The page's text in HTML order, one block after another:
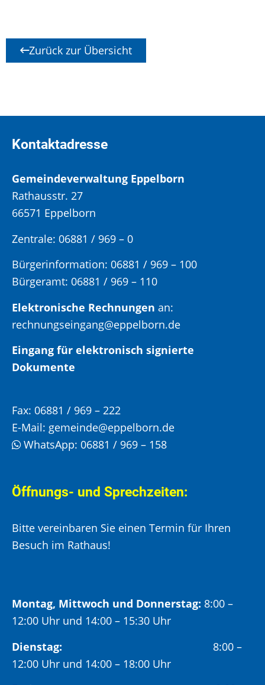
Zurück zur Übersicht
Kontaktadresse
Gemeindeverwaltung Eppelborn
Rathausstr. 27
66571 Eppelborn
Zentrale: 06881 / 969 – 0
Bürgerinformation: 06881 / 969 – 100
Bürgeramt: 06881 / 969 – 110
Elektronische Rechnungen an:
rechnungseingang@eppelborn.de
Eingang für elektronisch signierte
Dokumente
Fax: 06881 / 969 – 222
E-Mail: gemeinde@eppelborn.de
WhatsApp: 06881 / 969 – 158
Öffnungs- und Sprechzeiten:
Bitte vereinbaren Sie einen Termin für Ihren
Besuch im Rathaus!
Montag, Mittwoch und Donnerstag: 8:00 –
12:00 Uhr und 14:00 – 15:30 Uhr
Dienstag: 8:00 –
12:00 Uhr und 14:00 – 18:00 Uhr